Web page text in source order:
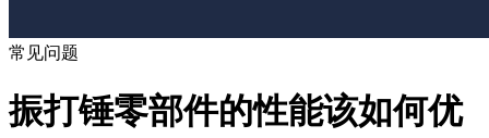
常见问题
​振打锤零部件的性能该如何优